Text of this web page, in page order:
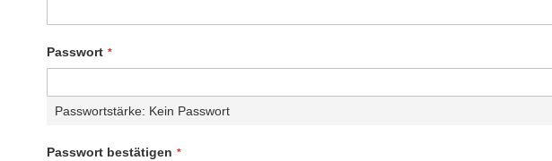
Passwort
Passwortstärke: Kein Passwort
Passwort bestätigen